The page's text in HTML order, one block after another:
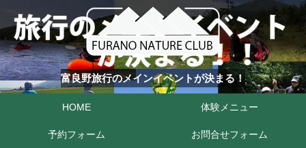
富良野旅行のメインイベントが決まる！
HOME 体験メニュー
予約フォーム お問合せフォーム